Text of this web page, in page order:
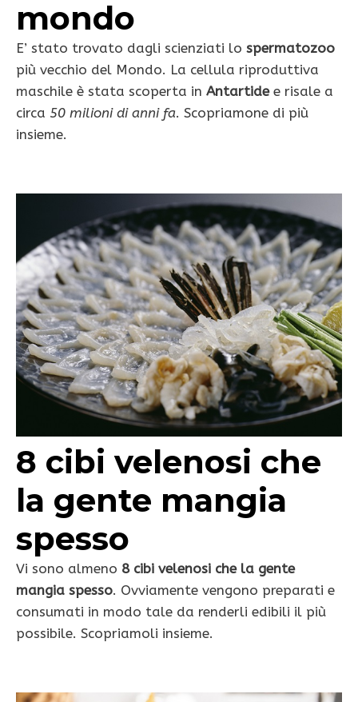
mondo
E’ stato trovato dagli scienziati lo spermatozoo
più vecchio del Mondo. La cellula riproduttiva
maschile è stata scoperta in Antartidee risale a
circa 50 milioni di anni fa. Scopriamone di più
insieme.
8 cibi velenosi che
la gente mangia
spesso
Vi sono almeno 8 cibi velenosi che la gente
mangia spesso. Ovviamente vengono preparati e
consumati in modo tale da renderli edibili il più
possibile. Scopriamoli insieme.